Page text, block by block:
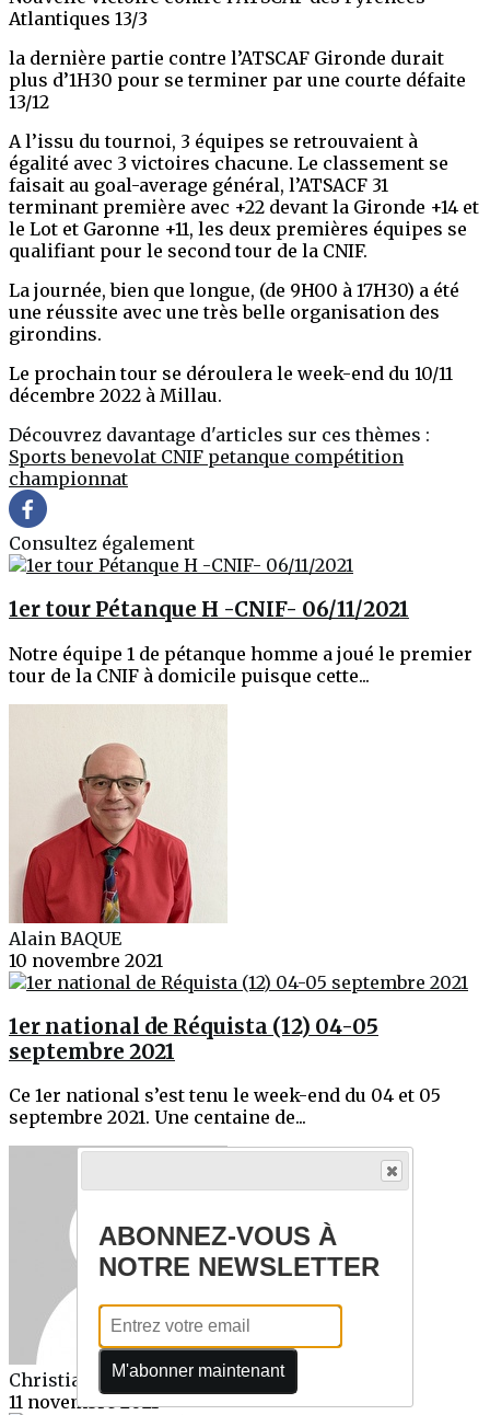
Atlantiques 13/3
la dernière partie contre l’ATSCAF Gironde durait
plus d’1H30 pour se terminer par une courte défaite
13/12
A l’issu du tournoi, 3 équipes se retrouvaient à
égalité avec 3 victoires chacune. Le classement se
faisait au goal-average général, l’ATSACF 31
terminant première avec +22 devant la Gironde +14 et
le Lot et Garonne +11, les deux premières équipes se
qualifiant pour le second tour de la CNIF.
La journée, bien que longue, (de 9H00 à 17H30) a été
une réussite avec une très belle organisation des
girondins.
Le prochain tour se déroulera le week-end du 10/11
décembre 2022 à Millau.
Découvrez davantage d'articles sur ces thèmes :
Sportsbenevolat CNIF petanque compétition
championnat
Consultez également
1er tour Pétanque H -CNIF- 06/11/2021
Notre équipe 1 de pétanque homme a joué le premier
tour de la CNIF à domicile puisque cette...
Alain BAQUE
10 novembre 2021
1er national de Réquista (12) 04-05
septembre 2021
Ce 1er national s’est tenu le week-end du 04 et 05
septembre 2021. Une centaine de...
Christian BOHORQUEZ
11 novembre 2021
ABONNEZ-VOUS À
NOTRE NEWSLETTER
M'abonner maintenant